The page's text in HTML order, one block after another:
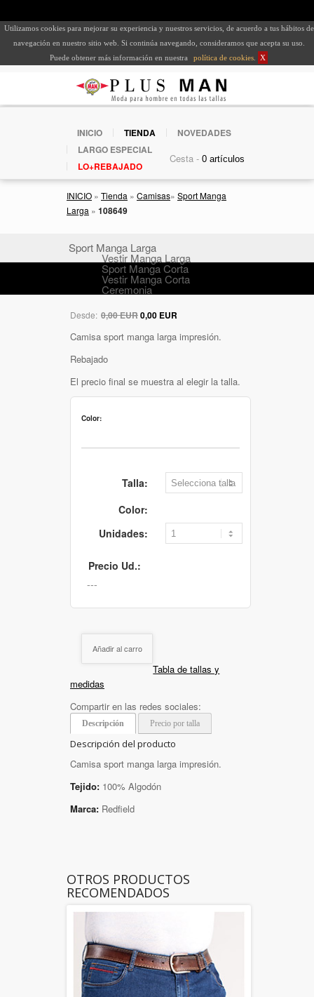
Utilizamos cookies para mejorar su experiencia y nuestros servicios, de acuerdo a tus hábitos de
navegación en nuestro sitio web. Si continúa navegando, consideramos que acepta su uso.
Puede obtener más información en nuestra
política de cookies X
INICIO TIENDA
NOVEDADES
LARGO ESPECIAL
LO+REBAJADO
Cesta -
INICIO » Tienda » Camisas» Sport Manga
Larga » 108649
Sport Manga Larga
Vestir Manga Larga
Sport Manga Corta
Vestir Manga Corta
Ceremonia
Desde: 0,00 EUR0,00 EUR
Camisa sport manga larga impresión.
Rebajado
El precio final se muestra al elegir la talla.
Color:
Talla:
Color:
Unidades:
Precio Ud.:
Añadir al carro
Tabla de tallas y
medidas
Compartir en las redes sociales:
Descripción Precio por talla
Descripción del producto
Camisa sport manga larga impresión.
Tejido: 100% Algodón
Marca: Redfield
OTROS PRODUCTOS
RECOMENDADOS